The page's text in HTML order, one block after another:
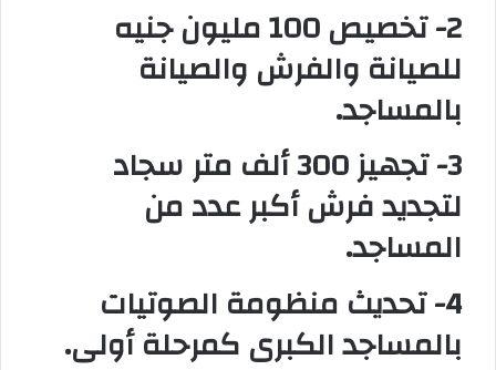
2- تخصيص 100 مليون جنيه
للصيانة والفرش والصيانة
بالمساجد.
3- تجهيز 300 ألف متر سجاد
لتجديد فرش أكبر عدد من
المساجد.
4- تحديث منظومة الصوتيات
بالمساجد الكبرى كمرحلة أولى.